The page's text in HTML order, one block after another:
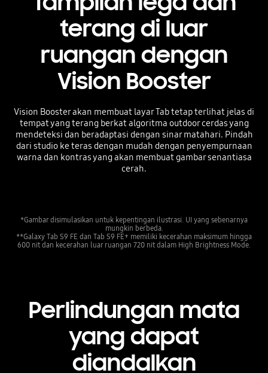
terang di luar
ruangan dengan
Vision Booster
Vision Booster akan membuat layar Tab tetap terlihat jelas di
tempat yang terang berkat algoritma outdoor cerdas yang
mendeteksi dan beradaptasi dengan sinar matahari. Pindah
dari studio ke teras dengan mudah dengan penyempurnaan
warna dan kontras yang akan membuat gambar senantiasa
cerah.
*Gambar disimulasikan untuk kepentingan ilustrasi. UI yang sebenarnya
mungkin berbeda.
**Galaxy Tab S9 FE dan Tab S9 FE+ memiliki kecerahan maksimum hingga
600 nit dan kecerahan luar ruangan 720 nit dalam High Brightness Mode.
Perlindungan mata
yang dapat
diandalkan